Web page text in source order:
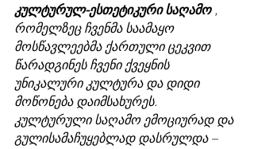
კულტურულ-ესთეტიკური საღამო ,
რომელზეც ჩვენმა საამაყო
მოსწავლეებმა ქართული ცეკვით
წარადგინეს ჩვენი ქვეყნის
უნიკალური კულტურა და დიდი
მოწონება დაიმსახურეს.
კულტურული საღამო ემოციურად და
გულისამაჩუყებლად დასრულდა –